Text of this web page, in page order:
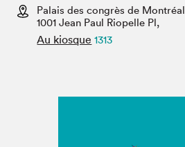
Espace médias
Palais des congrès de Montréal
1001 Jean Paul Riopelle Pl,
Au kiosque 1313